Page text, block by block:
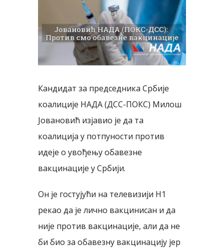
Кандидат за председника Србије
коалиције НАДА (ДСС-ПОКС) Милош
Јовановић изјавио је да та
коалиција у потпуности против
идеје о увођењу обавезне
вакцинације у Србији.
Он је гостујући на телевизији Н1
рекао да је лично вакцинисан и да
није против вакцинације, али да не
би био за обавезну вакцинацију јер